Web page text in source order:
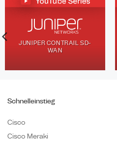
JUNIPER CONTRAIL SD-
WAN
Schnelleinstieg
Cisco
Cisco Meraki